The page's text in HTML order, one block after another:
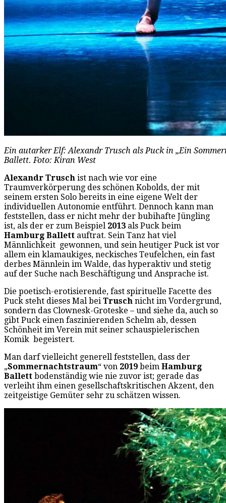
Ein autarker Elf: Alexandr Trusch als Puck in „Ein
Ballett. Foto: Kiran West
Alexandr Trusch ist nach wie vor eine
Traumverkörperung des schönen Kobolds, der mit
seinem ersten Solo bereits in eine eigene Welt der
individuellen Autonomie entführt. Dennoch kann man
feststellen, dass er nicht mehr der bubihafte Jüngling
ist, als der er zum Beispiel 2013 als Puck beim
Hamburg Ballett auftrat. Sein Tanz hat viel
Männlichkeit gewonnen, und sein heutiger Puck ist vor
allem ein klamaukiges, neckisches Teufelchen, ein fast
derbes Männlein im Walde, das hyperaktiv und stetig
auf der Suche nach Beschäftigung und Ansprache ist.
Die poetisch-erotisierende, fast spirituelle Facette des
Puck steht dieses Mal bei Trusch nicht im Vordergrund,
sondern das Clownesk-Groteske – und siehe da, auch so
gibt Puck einen faszinierenden Schelm ab, dessen
Schönheit im Verein mit seiner schauspielerischen
Komik begeistert.
Man darf vielleicht generell feststellen, dass der
„Sommernachtstraum“ von 2019 beim Hamburg
Ballett bodenständig wie nie zuvor ist; gerade das
verleiht ihm einen gesellschaftskritischen Akzent, den
zeitgeistige Gemüter sehr zu schätzen wissen.